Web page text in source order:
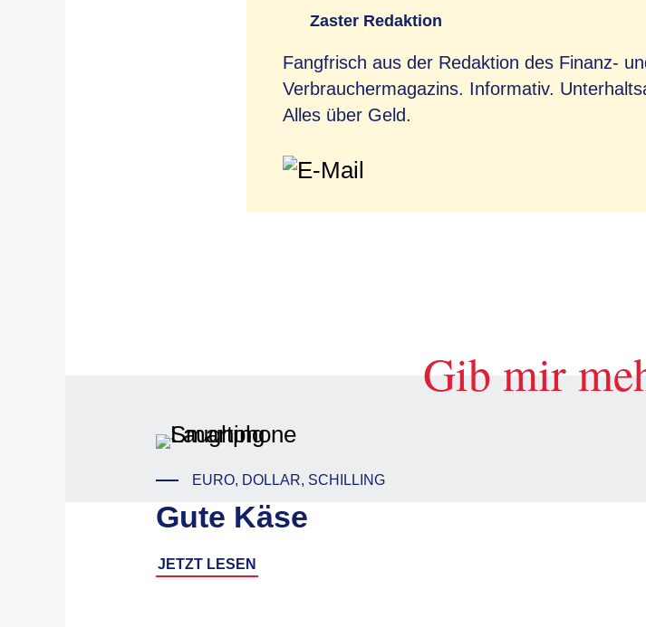
Zaster Redaktion
Fangfrisch aus der Redaktion des Finanz-
Verbrauchermagazins. Informativ.
Alles über Geld.
Gib mir
EURO, DOLLAR, SCHILLING
Gute Käse
JETZT LESEN